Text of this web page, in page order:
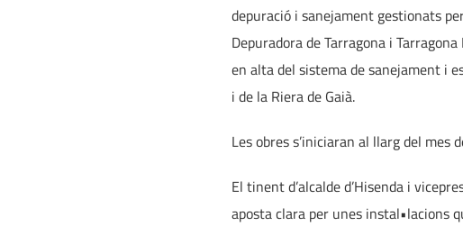
depuració i sanejament gestionats
Depuradora de Tarragona i
en alta del sistema de sanejament i
i de la Riera de Gaià.
Les obres s’iniciaran al llarg del
El tinent d’alcalde d’Hisenda i
aposta clara per unes instal•lacions